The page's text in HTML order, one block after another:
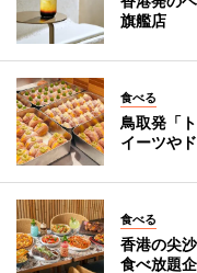
旗艦店
食べる
鳥取発「
イーツや
食べる
香港の尖
食べ放題